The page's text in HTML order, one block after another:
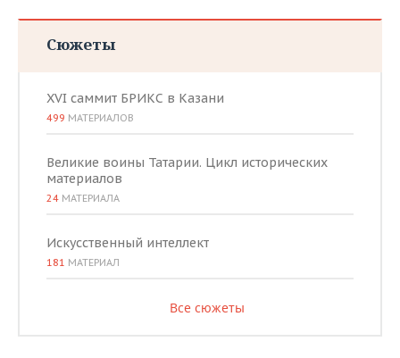
Сюжеты
XVI саммит БРИКС в Казани
499 МАТЕРИАЛОВ
Великие воины Татарии. Цикл исторических
материалов
24 МАТЕРИАЛА
Искусственный интеллект
181 МАТЕРИАЛ
Все сюжеты